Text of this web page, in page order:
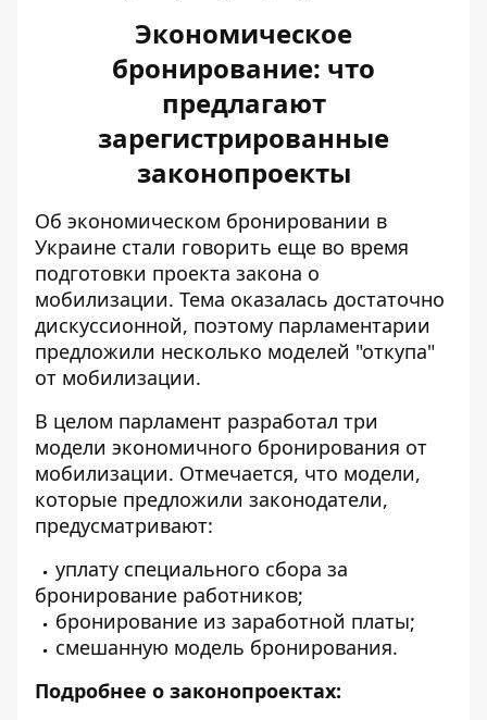
Экономическое
бронирование: что
предлагают
зарегистрированные
законопроекты
Об экономическом бронировании в
Украине стали говорить еще во время
подготовки проекта закона о
мобилизации. Тема оказалась достаточно
дискуссионной, поэтому парламентарии
предложили несколько моделей "откупа"
от мобилизации.
В целом парламент разработал три
модели экономичного бронирования от
мобилизации. Отмечается, что модели,
которые предложили законодатели,
предусматривают:
уплату специального сбора за
бронирование работников;
бронирование из заработной платы;
смешанную модель бронирования.
Подробнее о законопроектах: